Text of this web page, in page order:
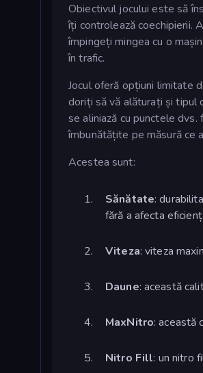
Obiectivul jocului este să
îți controlează coechipierii.
împingeți mingea cu o
în trafic.
Jocul oferă opțiuni limitate
doriți să vă alăturați și tipul
se aliniază cu punctele
îmbunătățite pe măsură ce
Acestea sunt:
Sănătate:
fără a afecta
Viteza: viteza
Daune: această
MaxNitro: această
Nitro Fill: un nitro